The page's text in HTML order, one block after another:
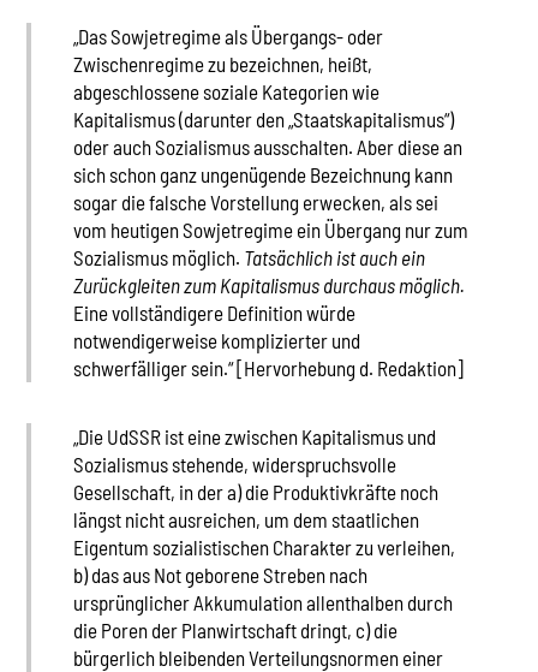
„Das Sowjetregime als Übergangs- oder
Zwischenregime zu bezeichnen, heißt,
abgeschlossene soziale Kategorien wie
Kapitalismus (darunter den „Staatskapitalismus“)
oder auch Sozialismus ausschalten. Aber diese an
sich schon ganz ungenügende Bezeichnung kann
sogar die falsche Vorstellung erwecken, als sei
vom heutigen Sowjetregime ein Übergang nur zum
Sozialismus möglich. Tatsächlich ist auch ein
Zurückgleiten zum Kapitalismus durchaus möglich.
Eine vollständigere Definition würde
notwendigerweise komplizierter und
schwerfälliger sein.“ [Hervorhebung d. Redaktion]
„Die UdSSR ist eine zwischen Kapitalismus und
Sozialismus stehende, widerspruchsvolle
Gesellschaft, in der a) die Produktivkräfte noch
längst nicht ausreichen, um dem staatlichen
Eigentum sozialistischen Charakter zu verleihen,
b) das aus Not geborene Streben nach
ursprünglicher Akkumulation allenthalben durch
die Poren der Planwirtschaft dringt, c) die
bürgerlich bleibenden Verteilungsnormen einer